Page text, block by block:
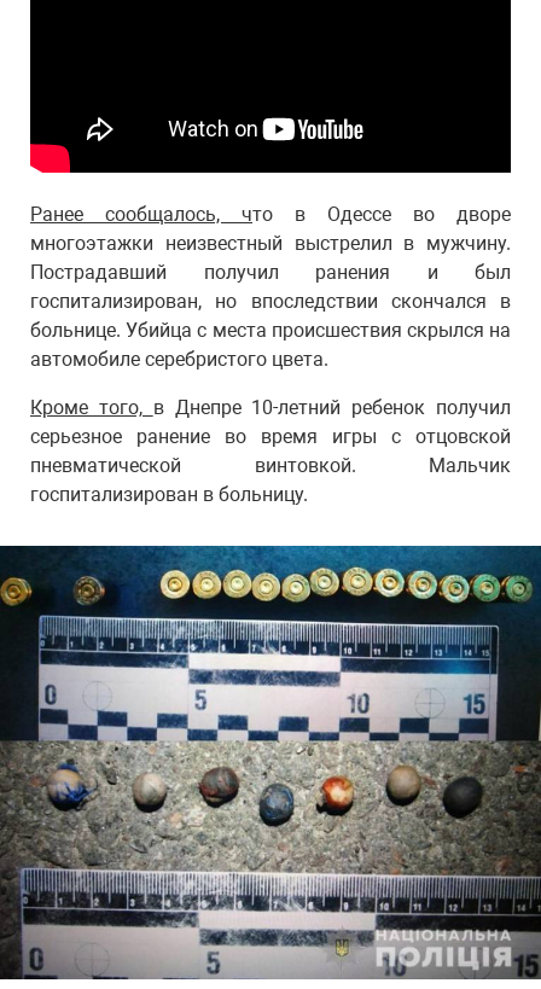
Ранее сообщалось, что в Одессе во дворе
многоэтажки неизвестный выстрелил в мужчину.
Пострадавший получил ранения и был
госпитализирован, но впоследствии скончался в
больнице. Убийца с места происшествия скрылся на
автомобиле серебристого цвета.
Кроме того, в Днепре 10-летний ребенок получил
серьезное ранение во время игры с отцовской
пневматической винтовкой. Мальчик
госпитализирован в больницу.